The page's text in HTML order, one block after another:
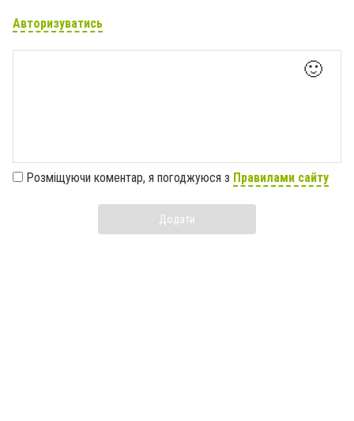
Авторизуватись
🙂
Розміщуючи коментар, я погоджуюся з Правилами сайту
Додати